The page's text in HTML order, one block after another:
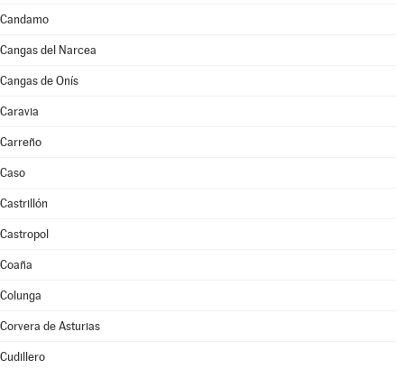
Candamo
Cangas del Narcea
Cangas de Onís
Caravia
Carreño
Caso
Castrillón
Castropol
Coaña
Colunga
Corvera de Asturias
Cudillero